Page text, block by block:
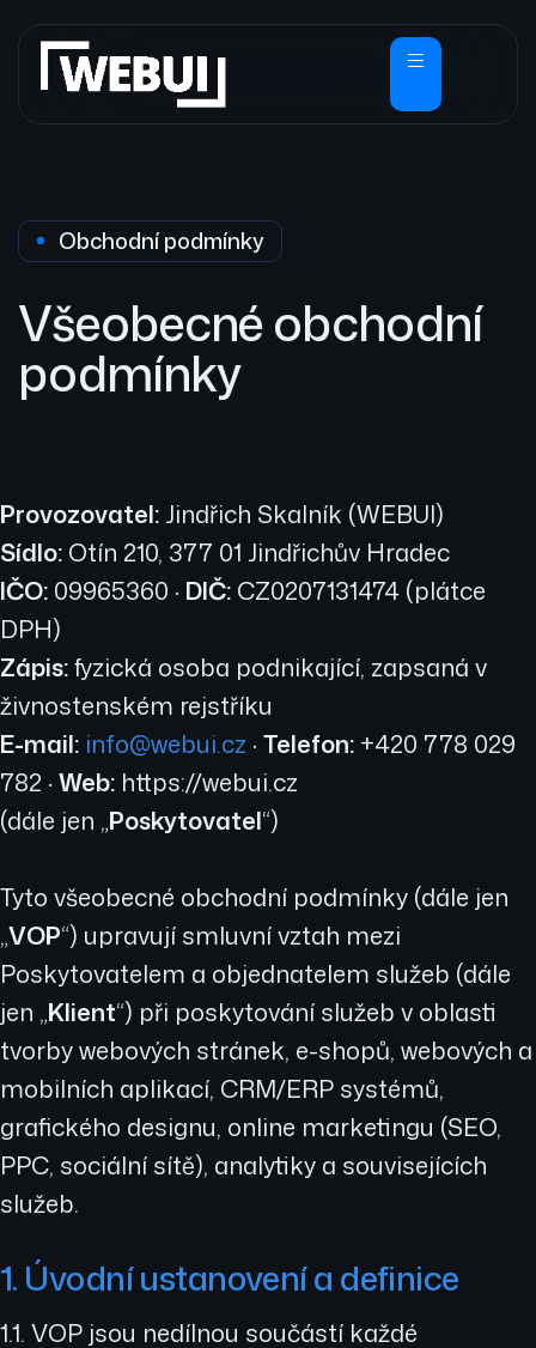
Obchodní podmínky
Všeobecné obchodní
podmínky
Provozovatel: Jindřich Skalník (WEBUI)
Sídlo: Otín 210, 377 01 Jindřichův Hradec
IČO: 09965360 · DIČ: CZ0207131474 (plátce
DPH)
Zápis:fyzická osoba podnikající, zapsaná v
živnostenském rejstříku
E-mail: info@webui.cz · Telefon: +420 778 029
782 · Web: https://webui.cz
(dále jen „Poskytovatel“)
Tyto všeobecné obchodní podmínky (dále jen
„VOP“) upravují smluvní vztah mezi
Poskytovatelem a objednatelem služeb (dále
jen „Klient“) při poskytování služeb v oblasti
tvorby webových stránek, e-shopů, webových a
mobilních aplikací, CRM/ERP systémů,
grafického designu, online marketingu (SEO,
PPC, sociální sítě), analytiky a souvisejících
služeb.
1. Úvodní ustanovení a definice
1.1. VOP jsou nedílnou součástí každé